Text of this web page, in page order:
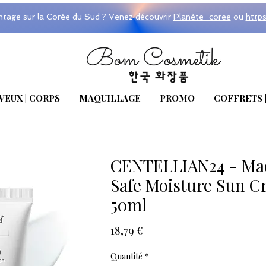
sur la Corée du Sud ? Venez découvrir Planète_coree ou
| CORPS MAQUILLAGE PROMO COFFRETS
CENTELLIAN24 -
Safe Moisture Sun
50ml
18,79 €
Quantité *